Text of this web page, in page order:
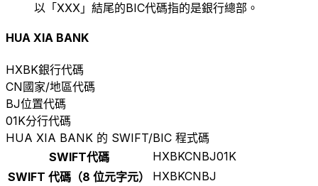
以「XXX」結尾的BIC代碼指的是銀行總部。
HUA XIA BANK
HXBK銀行代碼
CN國家/地區代碼
BJ位置代碼
01K分行代碼
HUA XIA BANK 的 SWIFT/BIC 程式碼
SWIFT代碼
HXBKCNBJ01K
SWIFT 代碼（8 位元字元）
HXBKCNBJ